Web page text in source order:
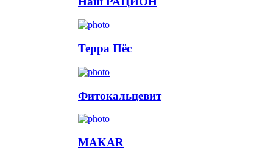
Терра Пёс
Фитокальцевит
MAKAR